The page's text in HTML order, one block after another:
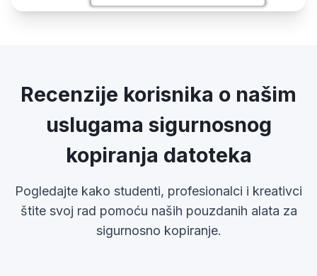
Recenzije korisnika o našim
uslugama sigurnosnog
kopiranja datoteka
Pogledajte kako studenti, profesionalci i kreativci
štite svoj rad pomoću naših pouzdanih alata za
sigurnosno kopiranje.